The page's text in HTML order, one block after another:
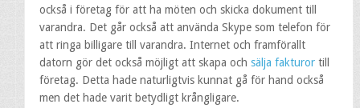
också i företag för att ha möten och skicka dokument till
varandra. Det går också att använda Skype som telefon för
att ringa billigare till varandra. Internet och framförallt
datorn gör det också möjligt att skapa ochsälja fakturor till
företag. Detta hade naturligtvis kunnat gå för hand också
men det hade varit betydligt krångligare.